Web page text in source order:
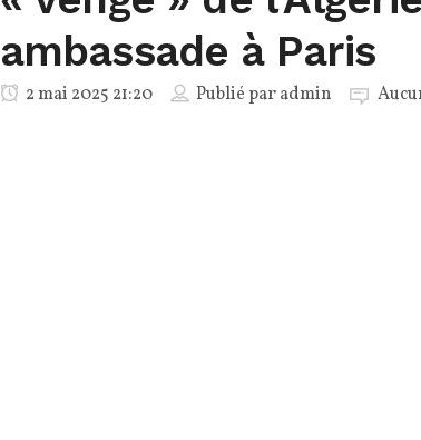
ambassade à Paris
2 mai 2025 21:20 Publié paradmin